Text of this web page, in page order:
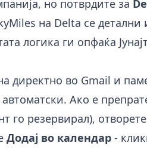
но потврдите за
на Delta се детални
логика ги опфаќа
директно во Gmail и
Ако е
го резервирал),
Додај во календар -